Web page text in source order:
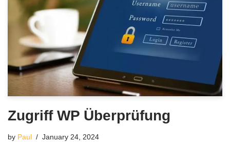
Zugriff WP Überprüfung
by Paul January 24, 2024